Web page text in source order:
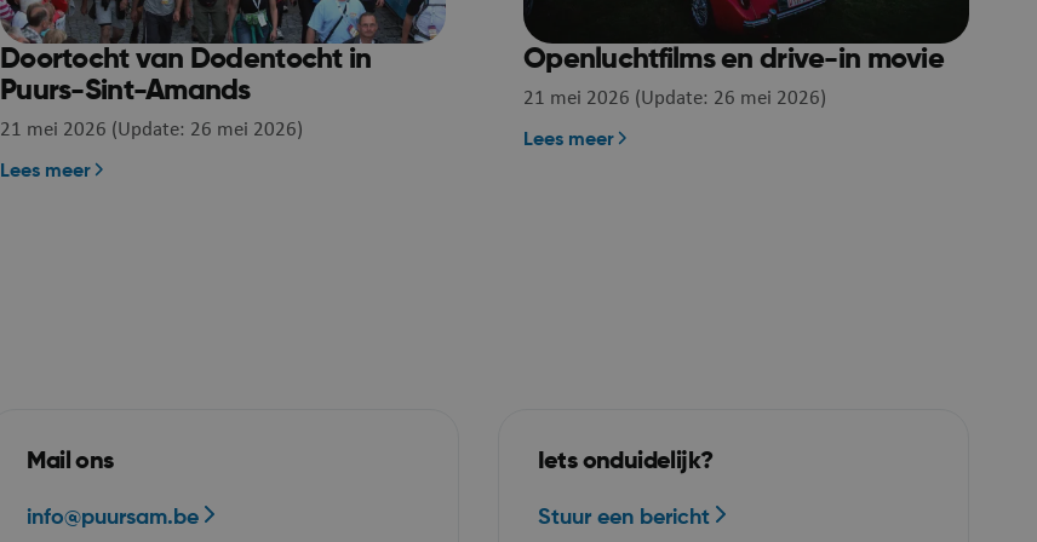
Doortocht van Dodentocht in
Puurs-Sint-Amands
21 mei 2026 (Update: 26 mei 2026)
Lees meer
Openluchtfilms en drive-in movie
21 mei 2026 (Update: 26 mei 2026)
Lees meer
Mail ons
info@puursam.be
Iets onduidelijk?
Stuur een bericht
amands.be
als hostingplatform en het
inschakelen van load balancing,
zorgt deze cookie ervoor dat
bezoekersbrowsersessie altijd door